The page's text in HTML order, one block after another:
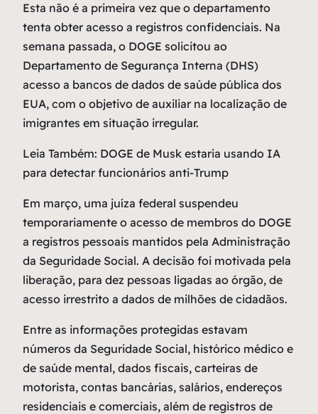
Esta não é a primeira vez que o departamento
tenta obter acesso a registros confidenciais. Na
semana passada, o DOGE solicitou ao
Departamento de Segurança Interna (DHS)
acesso a bancos de dados de saúde pública dos
EUA, com o objetivo de auxiliar na localização de
imigrantes em situação irregular.
Leia Também: DOGE de Musk estaria usando IA
para detectar funcionários anti-Trump
Em março, uma juíza federal suspendeu
temporariamente o acesso de membros do DOGE
a registros pessoais mantidos pela Administração
da Seguridade Social. A decisão foi motivada pela
liberação, para dez pessoas ligadas ao órgão, de
acesso irrestrito a dados de milhões de cidadãos.
Entre as informações protegidas estavam
números da Seguridade Social, histórico médico e
de saúde mental, dados fiscais, carteiras de
motorista, contas bancárias, salários, endereços
residenciais e comerciais, além de registros de